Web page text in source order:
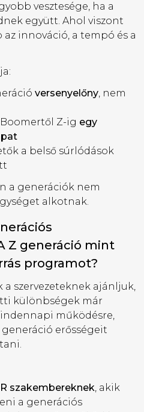
vesztesége, ha a
együtt. Ahol viszont
innováció, a tempó és a
versenyelőny, nem
Z-ig egy
a belső súrlódások
a generációk nem
alkotnak.
Z generáció mint
programot?
szervezeteknek ajánljuk,
különbségek már
működésre,
erősségeit
szakembereknek, akik
a generációs